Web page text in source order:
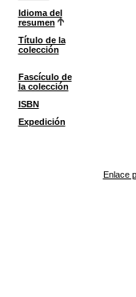
Idioma del
resumen
Título de la
colección
Fascículo de
la colección
ISBN
Expedición
Enlace